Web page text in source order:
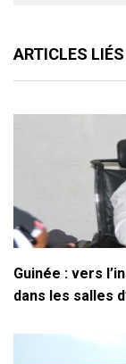
ARTICLES LIÉS
Guinée : vers
dans les salles